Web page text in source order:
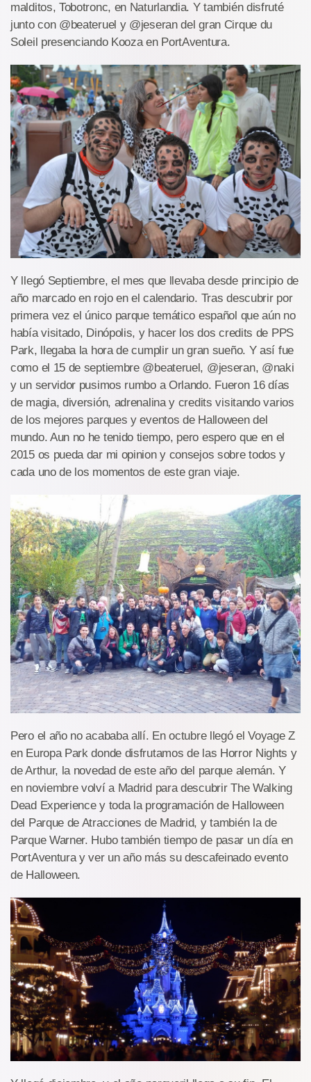
malditos, Tobotronc, en Naturlandia. Y también disfruté
junto con @beateruel y @jeseran del gran Cirque du
Soleil presenciando Kooza en PortAventura.
Y llegó Septiembre, el mes que llevaba desde principio de
año marcado en rojo en el calendario. Tras descubrir por
primera vez el único parque temático español que aún no
había visitado, Dinópolis, y hacer los dos credits de PPS
Park, llegaba la hora de cumplir un gran sueño. Y así fue
como el 15 de septiembre @beateruel, @jeseran, @naki
y un servidor pusimos rumbo a Orlando. Fueron 16 días
de magia, diversión, adrenalina y credits visitando varios
de los mejores parques y eventos de Halloween del
mundo. Aun no he tenido tiempo, pero espero que en el
2015 os pueda dar mi opinion y consejos sobre todos y
cada uno de los momentos de este gran viaje.
Pero el año no acababa allí. En octubre llegó el Voyage Z
en Europa Park donde disfrutamos de las Horror Nights y
de Arthur, la novedad de este año del parque alemán. Y
en noviembre volví a Madrid para descubrir The Walking
Dead Experience y toda la programación de Halloween
del Parque de Atracciones de Madrid, y también la de
Parque Warner. Hubo también tiempo de pasar un día en
PortAventura y ver un año más su descafeinado evento
de Halloween.